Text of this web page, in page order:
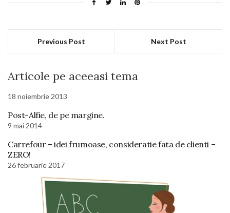
Previous Post Next Post
Articole pe aceeasi tema
18 noiembrie 2013
Post-Alfie, de pe margine.
9 mai 2014
Carrefour – idei frumoase, consideratie fata de clienti –
ZERO!
26 februarie 2017